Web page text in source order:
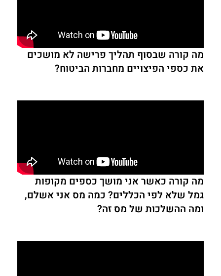
מה קורה שבסוף תהליך פרישה לא מושכים
את כספי הפיצויים מחברות הביטוח?
מה קורה כאשר אני מושך כספים מקופות
גמל שלא לפי הכללים? כמה מס אני אשלם,
ומה ההשלכות של מס זה?